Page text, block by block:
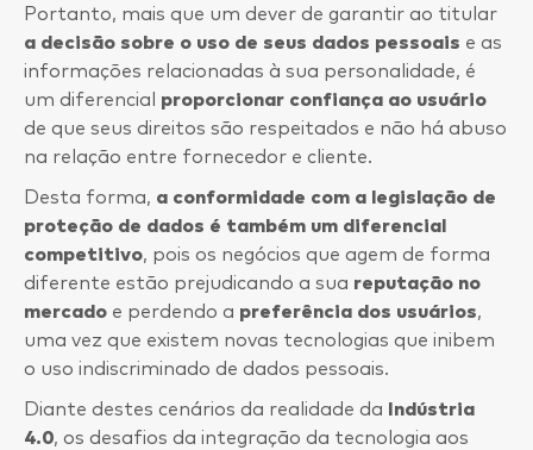
Portanto, mais que um dever de garantir ao titular
a decisão sobre o uso de seus dados pessoais e as
informações relacionadas à sua personalidade, é
um diferencial proporcionar confiança ao usuário
de que seus direitos são respeitados e não há abuso
na relação entre fornecedor e cliente.
Desta forma, a conformidade com a legislação de
proteção de dados é também um diferencial
competitivo, pois os negócios que agem de forma
diferente estão prejudicando a sua reputação no
mercado e perdendo a preferência dos usuários,
uma vez que existem novas tecnologias que inibem
o uso indiscriminado de dados pessoais.
Diante destes cenários da realidade da Indústria
4.0, os desafios da integração da tecnologia aos